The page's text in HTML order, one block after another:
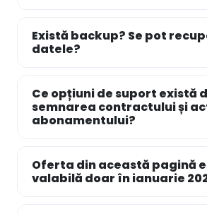
Există backup? Se pot
datele?
Ce opțiuni de suport există
semnarea contractului și
abonamentului?
Oferta din această pagină
valabilă doar în ianuarie